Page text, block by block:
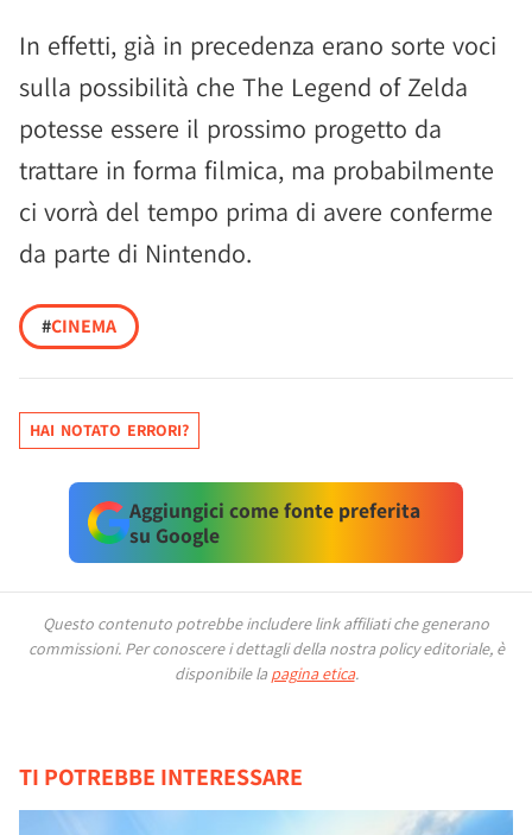
In effetti, già in precedenza erano sorte voci
sulla possibilità che The Legend of Zelda
potesse essere il prossimo progetto da
trattare in forma filmica, ma probabilmente
ci vorrà del tempo prima di avere conferme
da parte di Nintendo.
#CINEMA
HAI NOTATO ERRORI?
Aggiungici come fonte preferita
su Google
Questo contenuto potrebbe includere link affiliati che generano
commissioni. Per conoscere i dettagli della nostra policy editoriale, è
disponibile la pagina etica.
TI POTREBBE INTERESSARE